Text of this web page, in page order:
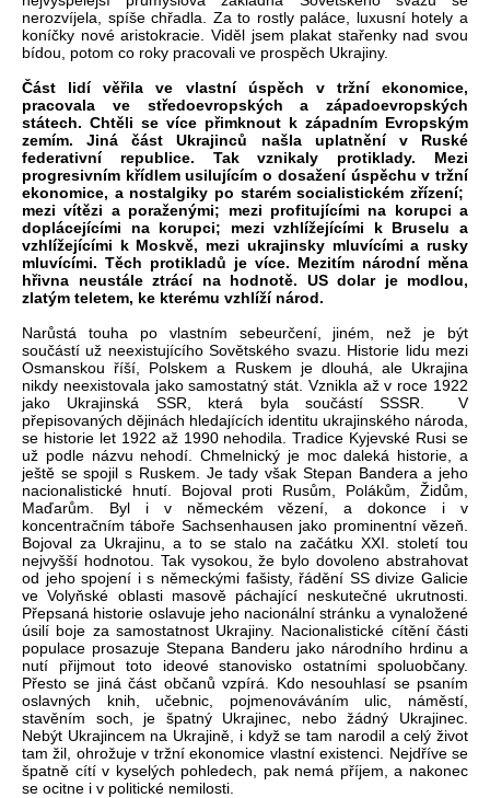
nerozvíjela, spíše chřadla. Za to rostly paláce, luxusní hotely a
koníčky nové aristokracie. Viděl jsem plakat stařenky nad svou
bídou, potom co roky pracovali ve prospěch Ukrajiny.
Část lidí věřila ve vlastní úspěch v tržní ekonomice,
pracovala ve středoevropských a západoevropských
státech. Chtěli se více přimknout k západním Evropským
zemím. Jiná část Ukrajinců našla uplatnění v Ruské
federativní republice. Tak vznikaly protiklady. Mezi
progresivním křídlem usilujícím o dosažení úspěchu v tržní
ekonomice, a nostalgiky po starém socialistickém zřízení;
mezi vítězi a poraženými; mezi profitujícími na korupci a
doplácejícími na korupci; mezi vzhlížejícími k Bruselu a
vzhlížejícími k Moskvě, mezi ukrajinsky mluvícími a rusky
mluvícími. Těch protikladů je více. Mezitím národní měna
hřivna neustále ztrácí na hodnotě. US dolar je modlou,
zlatým teletem, ke kterému vzhlíží národ.
Narůstá touha po vlastním sebeurčení, jiném, než je být
součástí už neexistujícího Sovětského svazu. Historie lidu mezi
Osmanskou říší, Polskem a Ruskem je dlouhá, ale Ukrajina
nikdy neexistovala jako samostatný stát. Vznikla až v roce 1922
jako Ukrajinská SSR, která byla součástí SSSR. V
přepisovaných dějinách hledajících identitu ukrajinského národa,
se historie let 1922 až 1990 nehodila. Tradice Kyjevské Rusi se
už podle názvu nehodí. Chmelnický je moc daleká historie, a
ještě se spojil s Ruskem. Je tady však Stepan Bandera a jeho
nacionalistické hnutí. Bojoval proti Rusům, Polákům, Židům,
Maďarům. Byl i v německém vězení, a dokonce i v
koncentračním táboře Sachsenhausen jako prominentní vězeň.
Bojoval za Ukrajinu, a to se stalo na začátku XXI. století tou
nejvyšší hodnotou. Tak vysokou, že bylo dovoleno abstrahovat
od jeho spojení i s německými fašisty, řádění SS divize Galicie
ve Volyňské oblasti masově páchající neskutečné ukrutnosti.
Přepsaná historie oslavuje jeho nacionální stránku a vynaložené
úsilí boje za samostatnost Ukrajiny. Nacionalistické cítění části
populace prosazuje Stepana Banderu jako národního hrdinu a
nutí přijmout toto ideové stanovisko ostatními spoluobčany.
Přesto se jiná část občanů vzpírá. Kdo nesouhlasí se psaním
oslavných knih, učebnic, pojmenováváním ulic, náměstí,
stavěním soch, je špatný Ukrajinec, nebo žádný Ukrajinec.
Nebýt Ukrajincem na Ukrajině, i když se tam narodil a celý život
tam žil, ohrožuje v tržní ekonomice vlastní existenci. Nejdříve se
špatně cítí v kyselých pohledech, pak nemá příjem, a nakonec
se ocitne i v politické nemilosti.